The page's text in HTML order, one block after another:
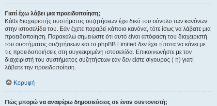
Γιατί έχω λάβει μια προειδοποίηση;
Κάθε διαχειριστής συστήματος συζητήσεων έχει δικό του σύνολο των κανόνων
στην ιστοσελίδα του. Εάν έχετε παραβεί κάποιο κανόνα, τότε ίσως να λάβατε μια
προειδοποίηση. Παρακαλώ σημειώστε ότι αυτό είναι απόφαση του διαχειριστή
του συστήματος συζητήσεων και το phpBB Limited δεν έχει τίποτα να κάνει με
τις προειδοποιήσεις στη συγκεκριμένη ιστοσελίδα. Επικοινωνήστε με τον
διαχειριστή του συστήματος συζητήσεων εάν δεν είστε σίγουρος (-η) γιατί
λάβατε την προειδοποίηση.
Κορυφή
Πώς μπορώ να αναφέρω δημοσιεύσεις σε έναν συντονιστή;